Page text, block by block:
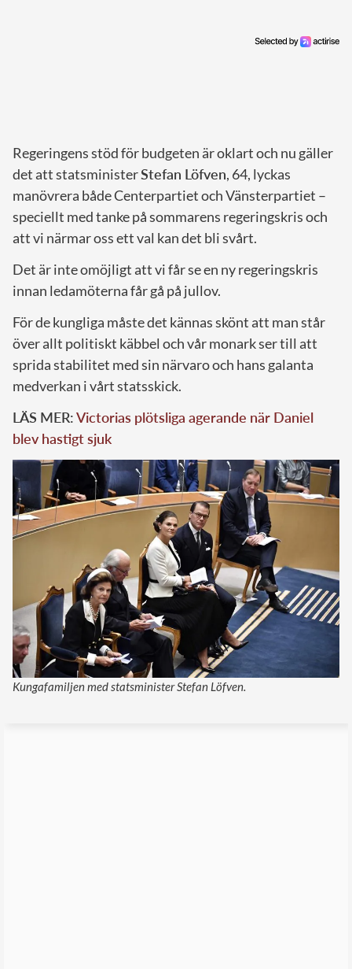
Regeringens stöd för budgeten är oklart och nu gäller
det att statsministerStefan Löfven, 64, lyckas
manövrera både Centerpartiet och Vänsterpartiet –
speciellt med tanke på sommarens regeringskris och
att vi närmar oss ett val kan det bli svårt.
Det är inte omöjligt att vi får se en ny regeringskris
innan ledamöterna får gå på jullov.
För de kungliga måste det kännas skönt att man står
över allt politiskt käbbel och vår monark ser till att
sprida stabilitet med sin närvaro och hans galanta
medverkan i vårt statsskick.
LÄS MER:Victorias plötsliga agerande när Daniel
blev hastigt sjuk
Kungafamiljen med statsminister Stefan Löfven.